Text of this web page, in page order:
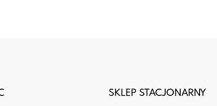
SKLEP STACJONARNY